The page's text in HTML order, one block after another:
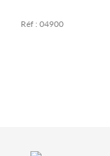
Réf : 04900